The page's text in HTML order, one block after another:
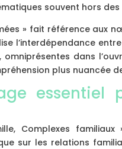
souvent hors
» fait référence aux
l’interdépendance
omniprésentes dans
plus nuancée
essentiel
Complexes
sur les relations